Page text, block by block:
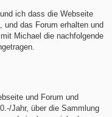
ich dass die Webseite
das Forum erhalten und
Michael die nachfolgende
und Forum und
Jahr, über die Sammlung